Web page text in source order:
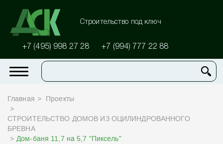
Строительство под ключ
+7 (495) 998 27 28 +7 (994) 777 22 88
Главная Проекты
СТРОИТЕЛЬСТВО ДОМОВ ИЗ ОЦИЛИНДРОВАННОГО
БРЕВНА
Дом-баня 11,7 на 5,7 "Пиксель"